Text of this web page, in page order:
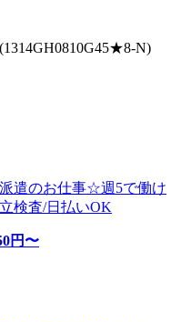
N)
派遣のお仕事☆週5で働け
検査/日払いOK
円〜